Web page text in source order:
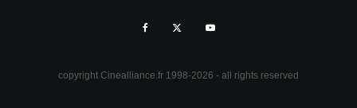
copyright Cinealliance.fr 1998-2026 - all rights reserved